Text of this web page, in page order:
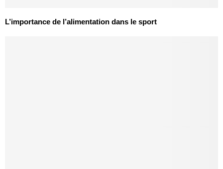
L’importance de l’alimentation dans le sport